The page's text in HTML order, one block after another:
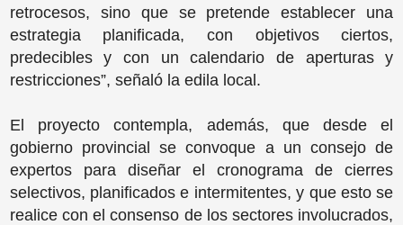
retrocesos, sino que se pretende establecer una
estrategia planificada, con objetivos ciertos,
predecibles y con un calendario de aperturas y
restricciones”, señaló la edila local.
El proyecto contempla, además, que desde el
gobierno provincial se convoque a un consejo de
expertos para diseñar el cronograma de cierres
selectivos, planificados e intermitentes, y que esto se
realice con el consenso de los sectores involucrados,